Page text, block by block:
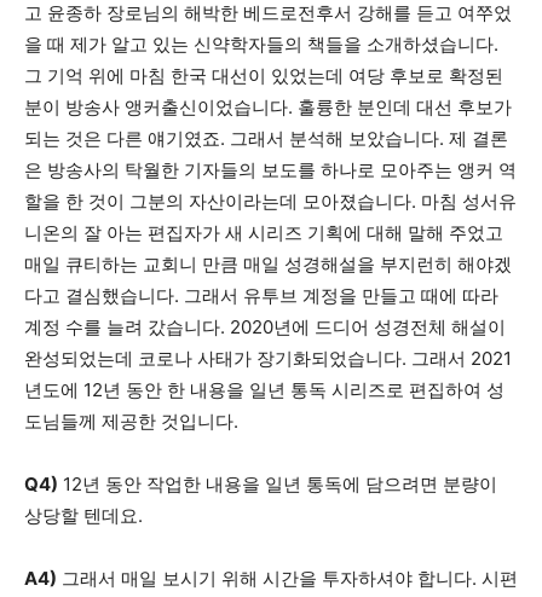
고 윤종하 장로님의 해박한 베드로전후서 강해를 듣고 여쭈었
을 때 제가 알고 있는 신약학자들의 책들을 소개하셨습니다.
그 기억 위에 마침 한국 대선이 있었는데 여당 후보로 확정된
분이 방송사 앵커출신이었습니다. 훌륭한 분인데 대선 후보가
되는 것은 다른 얘기였죠. 그래서 분석해 보았습니다. 제 결론
은 방송사의 탁월한 기자들의 보도를 하나로 모아주는 앵커 역
할을 한 것이 그분의 자산이라는데 모아졌습니다. 마침 성서유
니온의 잘 아는 편집자가 새 시리즈 기획에 대해 말해 주었고
매일 큐티하는 교회니 만큼 매일 성경해설을 부지런히 해야겠
다고 결심했습니다. 그래서 유투브 계정을 만들고 때에 따라
계정 수를 늘려 갔습니다. 2020년에 드디어 성경전체 해설이
완성되었는데 코로나 사태가 장기화되었습니다. 그래서 2021
년도에 12년 동안 한 내용을 일년 통독 시리즈로 편집하여 성
도님들께 제공한 것입니다.
Q4) 12년 동안 작업한 내용을 일년 통독에 담으려면 분량이
상당할 텐데요.
A4) 그래서 매일 보시기 위해 시간을 투자하셔야 합니다. 시편